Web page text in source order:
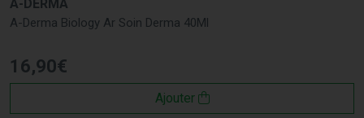
A-DERMA
A-Derma Biology Ar Soin Derma 40Ml
16,90€
Ajouter